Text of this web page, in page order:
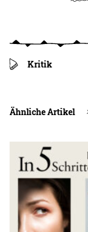
Kritik
Ähnliche Artikel